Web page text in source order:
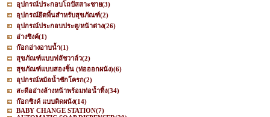
อุปกรณ์ประกอบโถปัสสาะชาย(3)
อุปกรณ์ยึดพื้นสำหรับสุขภัณฑ์(2)
อุปกรณ์ประกอบประตู/หน้าต่าง(26)
อ่างซิงค์(1)
ก๊อกอ่างอาบน้ำ(1)
สุขภัณฑ์แบบฟลัชวาล์ว(2)
สุขภัณฑ์แบบสองชิ้น (ท่อออกผนัง)(6)
อุปกรณ์หม้อน้ำชักโครก(2)
สะดืออ่างล้างหน้าพร้อมท่อน้ำทิ้ง(34)
ก๊อกซิงค์ แบบติดผนัง(14)
BABY CHANGE STATION(7)